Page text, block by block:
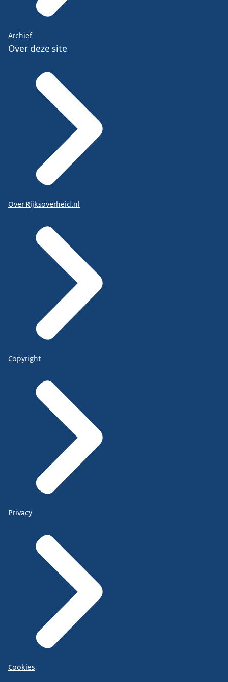
Archief
Over deze site
Over Rijksoverheid.nl
Copyright
Privacy
Cookies